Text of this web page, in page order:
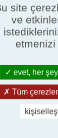
dokuz
temsil
eder.
için
ve kış
için
site
ve
evet, her
Tüm